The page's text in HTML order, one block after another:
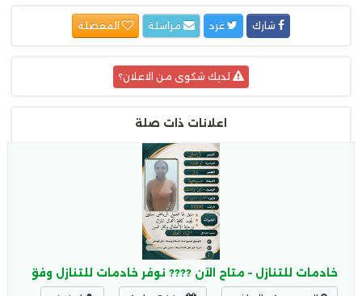
شارك غرد المفضلة
لديك شكوى من الاعلان؟
اعلانات ذات صلة
خادمات للتنازل – متاح الآن ???? نوفر خادمات للتنازل وفق